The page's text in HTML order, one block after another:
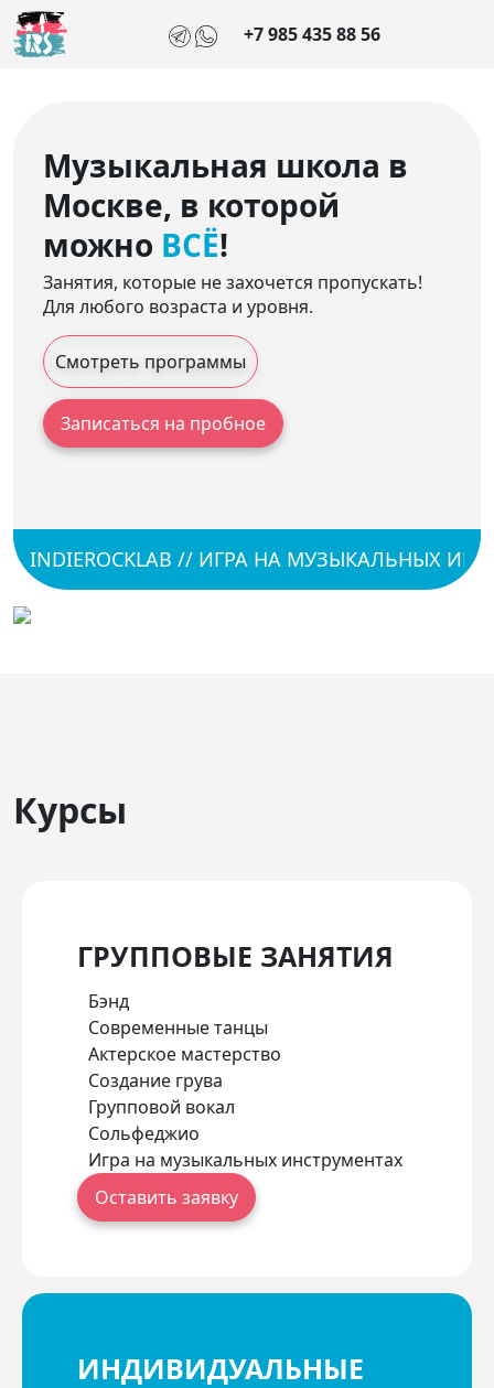
+7 985 435 88 56
Музыкальная школа в
Москве, в которой
можно ВСЁ!
Занятия, которые не захочется пропускать!
Для любого возраста и уровня.
Смотреть программы
Записаться на пробное
INDIEROCKLAB // ИГРА НА МУЗЫКАЛЬНЫХ
Курсы
ГРУППОВЫЕ ЗАНЯТИЯ
Бэнд
Современные танцы
Актерское мастерство
Создание грува
Групповой вокал
Сольфеджио
Игра на музыкальных инструментах
Оставить заявку
ИНДИВИДУАЛЬНЫЕ